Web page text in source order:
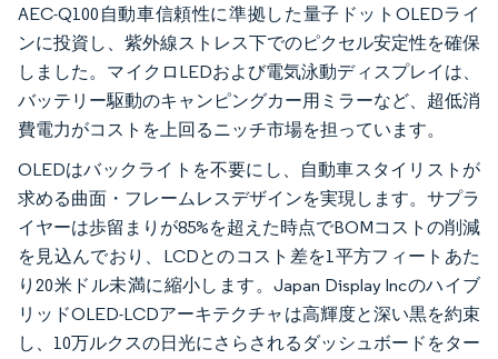
AEC-Q100自動車信頼性に準拠した量子ドットOLEDライ
ンに投資し、紫外線ストレス下でのピクセル安定性を確保
しました。マイクロLEDおよび電気泳動ディスプレイは、
バッテリー駆動のキャンピングカー用ミラーなど、超低消
費電力がコストを上回るニッチ市場を担っています。
OLEDはバックライトを不要にし、自動車スタイリストが
求める曲面・フレームレスデザインを実現します。サプラ
イヤーは歩留まりが85%を超えた時点でBOMコストの削減
を見込んでおり、LCDとのコスト差を1平方フィートあた
り20米ドル未満に縮小します。Japan Display Incのハイブ
リッドOLED-LCDアーキテクチャは高輝度と深い黒を約束
し、10万ルクスの日光にさらされるダッシュボードをター